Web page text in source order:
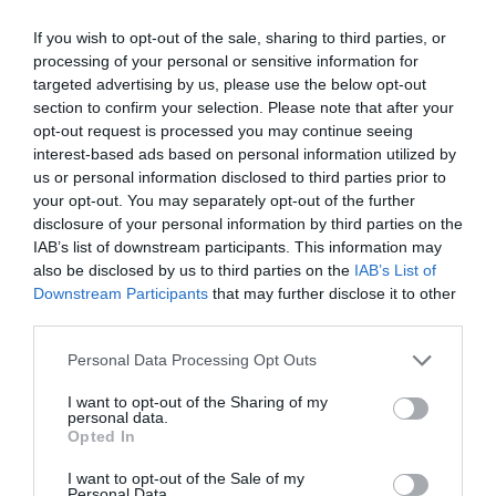
If you wish to opt-out of the sale, sharing to third parties, or
processing of your personal or sensitive information for
targeted advertising by us, please use the below opt-out
section to confirm your selection. Please note that after your
opt-out request is processed you may continue seeing
interest-based ads based on personal information utilized by
us or personal information disclosed to third parties prior to
your opt-out. You may separately opt-out of the further
disclosure of your personal information by third parties on the
IAB’s list of downstream participants. This information may
also be disclosed by us to third parties on the IAB’s List of
Downstream Participants that may further disclose it to other
Personal Data Processing Opt Outs
I want to opt-out of the Sharing of my
personal data.
Opted In
I want to opt-out of the Sale of my
Djs en directo, conciertos, zonas de gaming…
Queremos que cada miembro de la familia tenga algo
que disfrutar. Este año, por ejemplo, lanzamos una
zona con gafas de realidad virtual para explorar
algunas de las zonas privadas de acceso a los
jugadores. Todo ello lo hacemos activando con los
espónsors.
“Queremos mantenernos en la cima del
tenis mundial, mejorando cada año el
¿Cuál es la visión a cinco años para el Mutua
Madrid Open?
Queremos mantenernos en la cima del tenis mundial.
Con el nuevo estadio y la mejora constante del
producto, podremos ofrecer mejores condiciones a